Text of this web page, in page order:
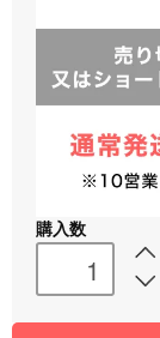
購入数